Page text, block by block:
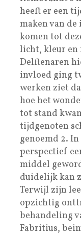
heeft er een
maken van
komen tot
licht, kleur en
Delftenaren
invloed ging
werken ziet
hoe het
tot stand
tijdgenoten
genoemd 2.
perspectief
middel
duidelijk kan
Terwijl zijn
opzichtig
behandeling
Fabritius,